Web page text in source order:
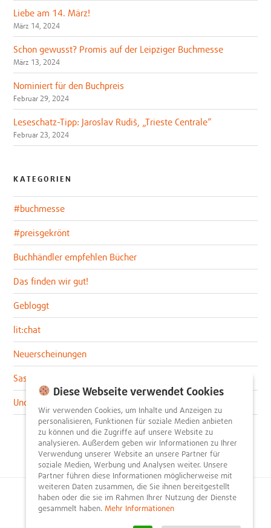
Liebe am 14. März!
März 14, 2024
Schon gewusst? Promis auf der Leipziger Buchmesse
März 13, 2024
Nominiert für den Buchpreis
Februar 29, 2024
Leseschatz-Tipp: Jaroslav Rudiš, „Trieste Centrale“
Februar 23, 2024
KATEGORIEN
#buchmesse
#preisgekrönt
Buchhändler empfehlen Bücher
Das finden wir gut!
Gebloggt
lit:chat
Neuerscheinungen
Sascha im lit:blog
Uncategorized
© 2026litnity – Bücher entdecken und empfehlen.
Diese Webseite verwendet Cookies
Wir verwenden Cookies, um Inhalte und Anzeigen zu
personalisieren, Funktionen für soziale Medien anbieten
zu können und die Zugriffe auf unsere Website zu
analysieren. Außerdem geben wir Informationen zu Ihrer
Verwendung unserer Website an unsere Partner für
soziale Medien, Werbung und Analysen weiter. Unsere
Partner führen diese Informationen möglicherweise mit
weiteren Daten zusammen, die Sie ihnen bereitgestellt
haben oder die sie im Rahmen Ihrer Nutzung der Dienste
gesammelt haben. Mehr Informationen